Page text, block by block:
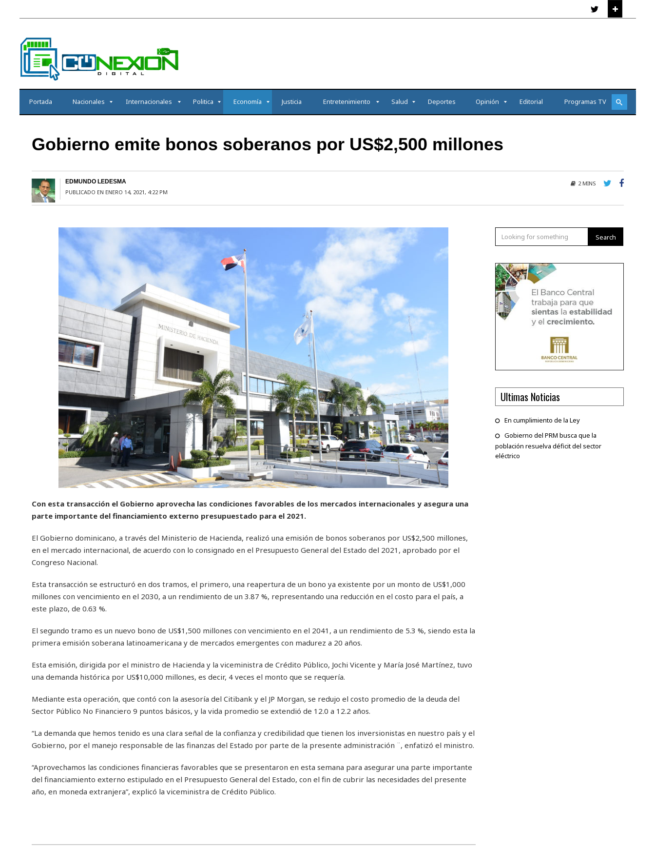
Portada Nacionales Internacionales Politica Economía Justicia Entretenimiento Salud Deportes Opinión Editorial Programas TV
Gobierno emite bonos soberanos por US$2,500 millones
EDMUNDO LEDESMA
PUBLICADO EN ENERO 14, 2021, 4:22 PM
2 MINS
Con esta transacción el Gobierno aprovecha las condiciones favorables de los mercados internacionales y asegura una
parte importante del financiamiento externo presupuestado para el 2021.
El Gobierno dominicano, a través del Ministerio de Hacienda, realizó una emisión de bonos soberanos por US$2,500 millones,
en el mercado internacional, de acuerdo con lo consignado en el Presupuesto General del Estado del 2021, aprobado por el
Congreso Nacional.
Esta transacción se estructuró en dos tramos, el primero, una reapertura de un bono ya existente por un monto de US$1,000
millones con vencimiento en el 2030, a un rendimiento de un 3.87 %, representando una reducción en el costo para el país, a
este plazo, de 0.63 %.
El segundo tramo es un nuevo bono de US$1,500 millones con vencimiento en el 2041, a un rendimiento de 5.3 %, siendo esta la
primera emisión soberana latinoamericana y de mercados emergentes con madurez a 20 años.
Esta emisión, dirigida por el ministro de Hacienda y la viceministra de Crédito Público, Jochi Vicente y María José Martínez, tuvo
una demanda histórica por US$10,000 millones, es decir, 4 veces el monto que se requería.
Mediante esta operación, que contó con la asesoría del Citibank y el JP Morgan, se redujo el costo promedio de la deuda del
Sector Público No Financiero 9 puntos básicos, y la vida promedio se extendió de 12.0 a 12.2 años.
“La demanda que hemos tenido es una clara señal de la confianza y credibilidad que tienen los inversionistas en nuestro país y el
Gobierno, por el manejo responsable de las finanzas del Estado por parte de la presente administración ¨, enfatizó el ministro.
“Aprovechamos las condiciones financieras favorables que se presentaron en esta semana para asegurar una parte importante
del financiamiento externo estipulado en el Presupuesto General del Estado, con el fin de cubrir las necesidades del presente
año, en moneda extranjera”, explicó la viceministra de Crédito Público.
Search
Ultimas Noticias
En cumplimiento de la Ley
Gobierno del PRM busca que la
población resuelva déficit del sector
eléctrico